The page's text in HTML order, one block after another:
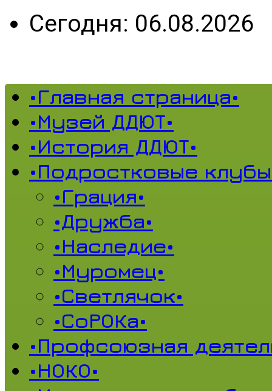
Сегодня: 06.08.2026
•Главная страница•
•Музей ДДЮТ•
•История ДДЮТ•
•Подростковые
•Грация•
•Дружба•
•Наследие•
•Муромец•
•Светлячок•
•СоРОКа•
•Профсоюзная
•НОКО•